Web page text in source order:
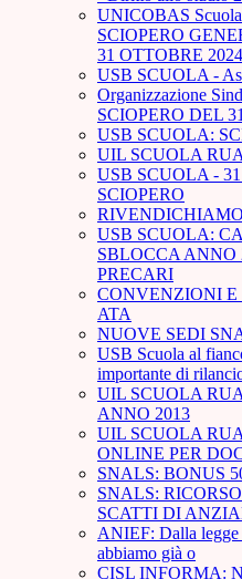
UNICOBAS
SCIOPERO
31 OTTOBRE 2024
USB SCUOLA -
Organizzazione
SCIOPERO DEL
USB SCUOLA:
UIL SCUOLA
USB SCUOLA -
SCIOPERO
USB SCUOLA:
SBLOCCA ANNO
PRECARI
CONVENZIONI E
ATA
NUOVE SEDI
USB Scuola al
importante di
UIL SCUOLA
ANNO 2013
UIL SCUOLA
ONLINE PER
SNALS: BONUS
SNALS:
SCATTI DI
ANIEF: Dalla
abbiamo già o
CISL INFORMA: